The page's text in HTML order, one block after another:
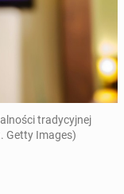
tradycyjnej
Getty Images)